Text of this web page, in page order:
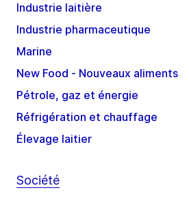
Industrie laitière
Industrie pharmaceutique
Marine
New Food - Nouveaux aliments
Pétrole, gaz et énergie
Réfrigération et chauffage
Élevage laitier
Société